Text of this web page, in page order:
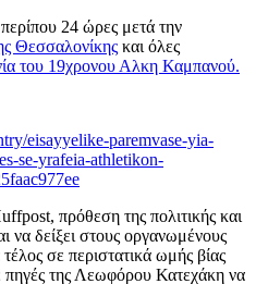
24 ώρες μετά την
Θεσσαλονίκης και όλες
του 19χρονου Αλκη Καμπανού.
eisayyelike-paremvase-yia-
se-yrafeia-athletikon-
πρόθεση της πολιτικής και
να δείξει στους οργανωμένους
σε περιστατικά ωμής βίας
της Λεωφόρου Κατεχάκη να